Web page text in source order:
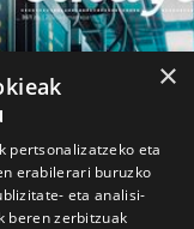
×
pertsonalizatzeko eta
erabilerari buruzko
eta analisi-
beren zerbitzuak